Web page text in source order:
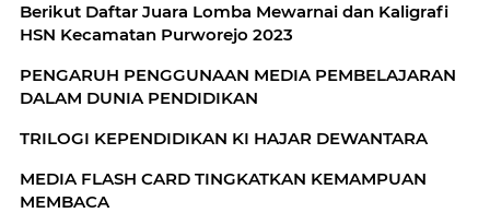
Berikut Daftar Juara Lomba Mewarnai dan Kaligrafi
HSN Kecamatan Purworejo 2023
PENGARUH PENGGUNAAN MEDIA PEMBELAJARAN
DALAM DUNIA PENDIDIKAN
TRILOGI KEPENDIDIKAN KI HAJAR DEWANTARA
MEDIA FLASH CARD TINGKATKAN KEMAMPUAN
MEMBACA